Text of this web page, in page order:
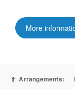
More
Arrangements: